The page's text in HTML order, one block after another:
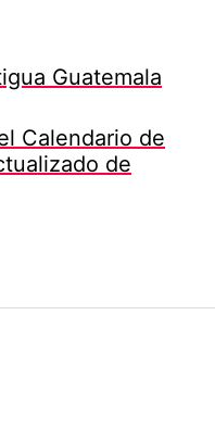
Guatemala
Calendario de
de